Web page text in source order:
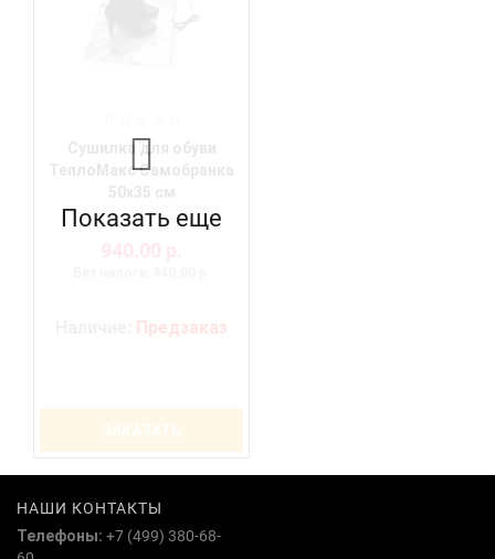
ТеплоМакс Самобранка
Предзаказ
ЗАКАЗАТЬ
Показать еще
НАШИ КОНТАКТЫ
Телефоны: +7 (499) 380-68-